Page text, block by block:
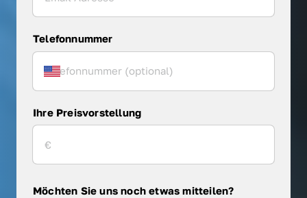
Telefonnummer
Ihre Preisvorstellung
Möchten Sie uns noch etwas mitteilen?